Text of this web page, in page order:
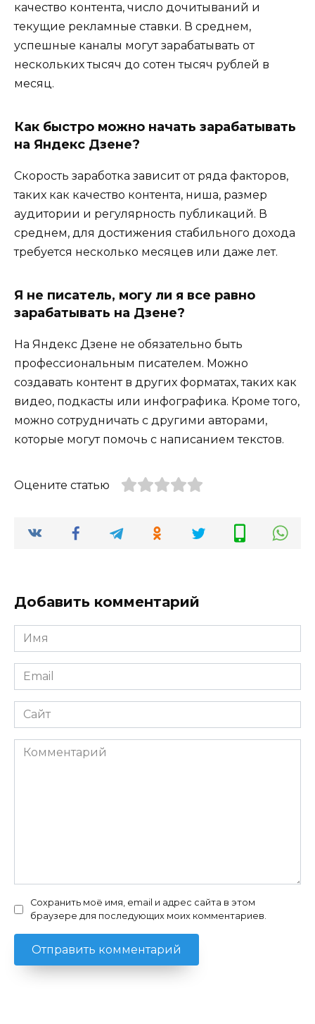
качество контента, число дочитываний и
текущие рекламные ставки. В среднем,
успешные каналы могут зарабатывать от
нескольких тысяч до сотен тысяч рублей в
месяц.
Как быстро можно начать зарабатывать
на Яндекс Дзене?
Скорость заработка зависит от ряда факторов,
таких как качество контента, ниша, размер
аудитории и регулярность публикаций. В
среднем, для достижения стабильного дохода
требуется несколько месяцев или даже лет.
Я не писатель, могу ли я все равно
зарабатывать на Дзене?
На Яндекс Дзене не обязательно быть
профессиональным писателем. Можно
создавать контент в других форматах, таких как
видео, подкасты или инфографика. Кроме того,
можно сотрудничать с другими авторами,
которые могут помочь с написанием текстов.
Оцените статью
Добавить комментарий
Имя
*
Email
*
Сайт
Комментарий
Сохранить моё имя, email и адрес сайта в этом
браузере для последующих моих комментариев.